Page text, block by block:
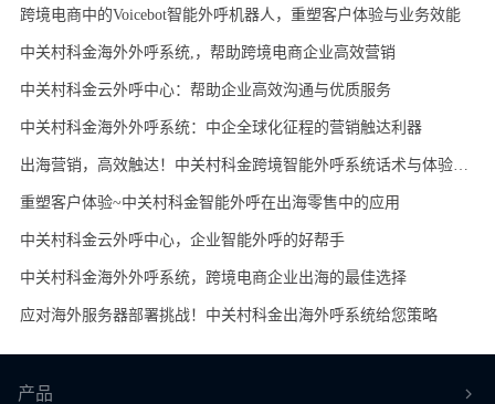
跨境电商中的Voicebot智能外呼机器人，重塑客户体验与业务效能
中关村科金海外外呼系统,，帮助跨境电商企业高效营销
中关村科金云外呼中心：帮助企业高效沟通与优质服务
中关村科金海外外呼系统：中企全球化征程的营销触达利器
出海营销，高效触达！中关村科金跨境智能外呼系统话术与体验优化策略
重塑客户体验~中关村科金智能外呼在出海零售中的应用
中关村科金云外呼中心，企业智能外呼的好帮手
中关村科金海外外呼系统，跨境电商企业出海的最佳选择
应对海外服务器部署挑战！中关村科金出海外呼系统给您策略
产品